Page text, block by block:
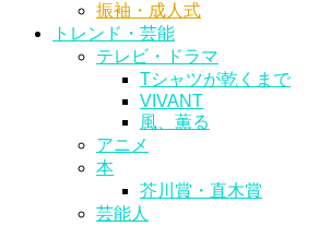
振袖・成人式
トレンド・芸能
テレビ・ドラマ
Tシャツが乾くまで
VIVANT
風、薫る
アニメ
本
芥川賞・直木賞
芸能人